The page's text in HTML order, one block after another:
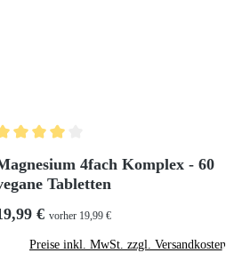
4fach Komplex - 60
Tabletten
Preis:
€ vorher 19,99 €
Preise inkl. MwSt. zzgl. Versandkosten